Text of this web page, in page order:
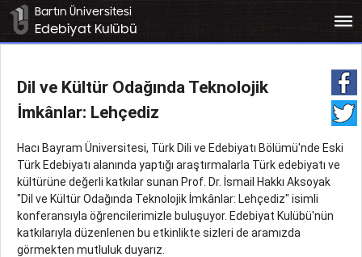
bars
Bartın Üniversitesi
Edebiyat Kulübü
Dil ve Kültür Odağında Teknolojik
İmkânlar: Lehçediz
Hacı Bayram Üniversitesi, Türk Dili ve Edebiyatı Bölümü'nde Eski
Türk Edebiyatı alanında yaptığı araştırmalarla Türk edebiyatı ve
kültürüne değerli katkılar sunan Prof. Dr. İsmail Hakkı Aksoyak
"Dil ve Kültür Odağında Teknolojik İmkânlar: Lehçediz" isimli
konferansıyla öğrencilerimizle buluşuyor. Edebiyat Kulübü'nün
katkılarıyla düzenlenen bu etkinlikte sizleri de aramızda
görmekten mutluluk duyarız.